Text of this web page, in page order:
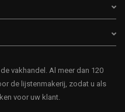
vakhandel. Al meer dan 120
de lijstenmakerij, zodat u als
voor uw klant.